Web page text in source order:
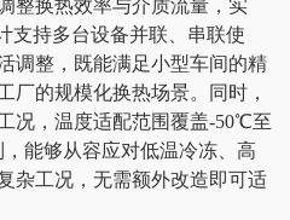
整换热效率与介质流量，实
支持多台设备并联、串联使
调整，既能满足小型车间的精
厂的规模化换热场景。同时，
况，温度适配范围覆盖-50℃至
能够从容应对低温冷冻、高
杂工况，无需额外改造即可适